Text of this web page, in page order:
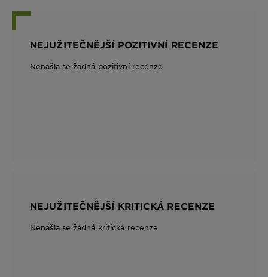
NEJUŽITEČNĚJŠÍ POZITIVNÍ RECENZE
Nenašla se žádná pozitivní recenze
NEJUŽITEČNĚJŠÍ KRITICKÁ RECENZE
Nenašla se žádná kritická recenze